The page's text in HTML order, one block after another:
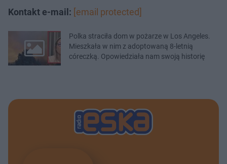
Kontakt e-mail: [email protected]
Polka straciła dom w pożarze w Los Angeles.
Mieszkała w nim z adoptowaną 8-letnią
córeczką. Opowiedziała nam swoją historię